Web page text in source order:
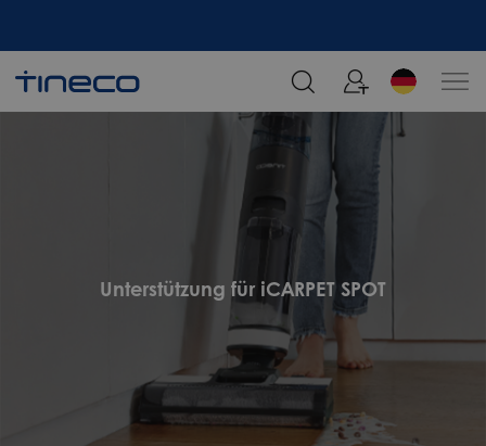
Unterstützung für iCARPET SPOT